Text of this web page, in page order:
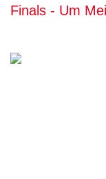
Finals - Um